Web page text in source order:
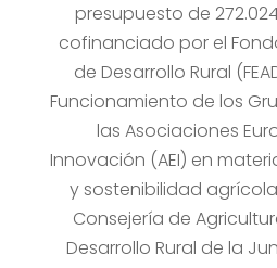
presupuesto de
cofinanciado por el
de Desarrollo Rural
Funcionamiento de los
las Asociaciones
Innovación (AEI) en
y sostenibilidad
Consejería de
Desarrollo Rural de la